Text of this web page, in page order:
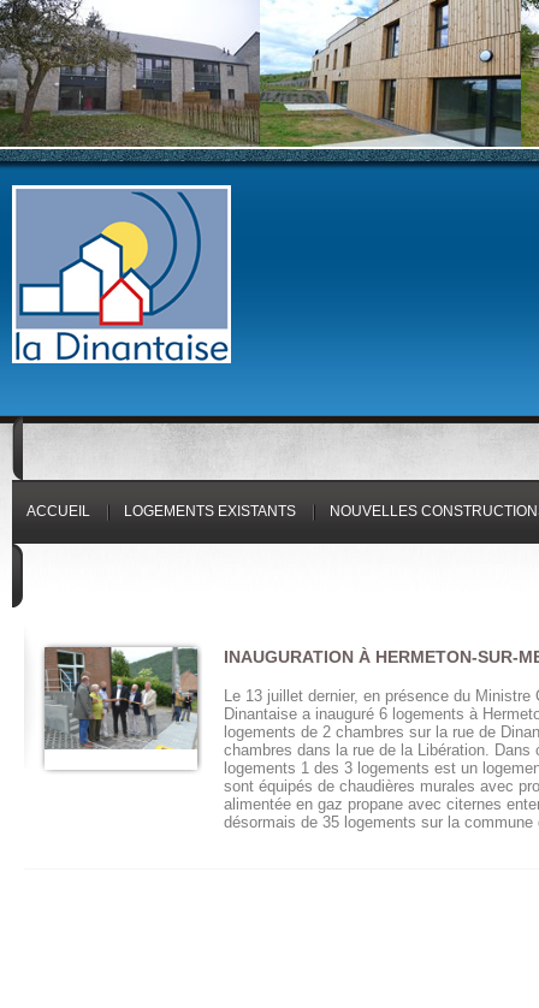
ACCUEIL LOGEMENTS EXISTANTS NOUVELLES
INAUGURATION À HERMETON-SUR-
Le 13 juillet dernier, en présence du Ministre
Dinantaise a inauguré 6 logements à
logements de 2 chambres sur la rue de
chambres dans la rue de la Libération. Dans
logements 1 des 3 logements est un
sont équipés de chaudières murales avec
alimentée en gaz propane avec citernes
désormais de 35 logements sur la commune